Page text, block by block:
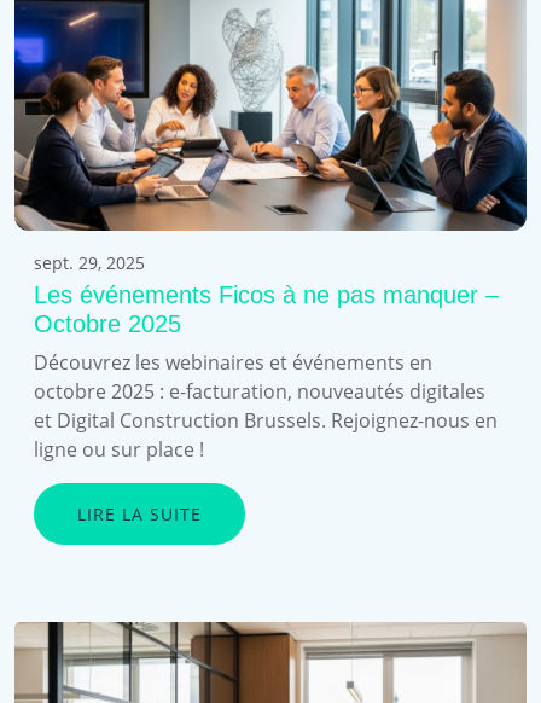
sept. 29, 2025
Les événements Ficos à ne pas manquer –
Octobre 2025
Découvrez les webinaires et événements en
octobre 2025 : e-facturation, nouveautés digitales
et Digital Construction Brussels. Rejoignez-nous en
ligne ou sur place !
LIRE LA SUITE